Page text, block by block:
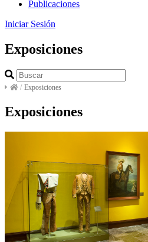
Publicaciones
Iniciar Sesión
Exposiciones
/ Exposiciones
Exposiciones